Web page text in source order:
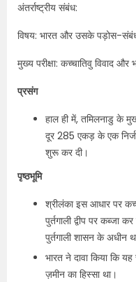
अंतर्राष्ट्रीय संबंध:
विषय: भारत और उसके पड़ोस-
मुख्य परीक्षा: कच्चातिवु विवाद
प्रसंग
हाल ही में, तमिलनाडु के
दूर 285 एकड़ के एक
शुरू कर दी।
पृष्ठभूमि
श्रीलंका इस आधार पर
पुर्तगाली द्वीप पर कब्जा
पुर्तगाली शासन के अधीन
भारत ने दावा किया कि
ज़मीन का हिस्सा था।